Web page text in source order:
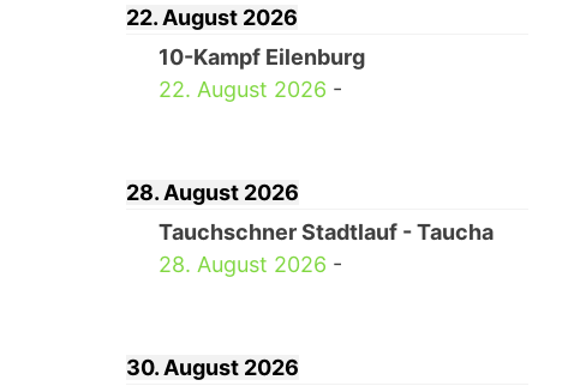
22. August 2026
10-Kampf Eilenburg
22. August 2026 -
28. August 2026
Tauchschner Stadtlauf - Taucha
28. August 2026 -
30. August 2026